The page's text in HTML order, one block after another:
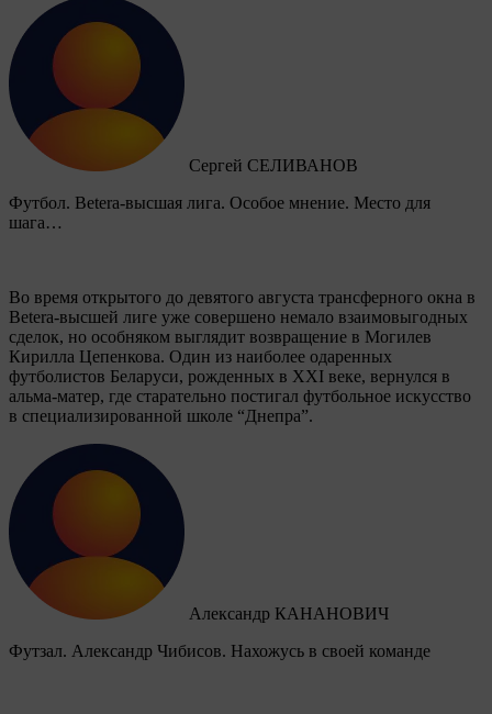
Сергей СЕЛИВАНОВ
Футбол. Betera-высшая лига. Особое мнение. Место для
шага…
Во время открытого до девятого августа трансферного окна в
Betera-высшей лиге уже совершено немало взаимовыгодных
сделок, но особняком выглядит возвращение в Могилев
Кирилла Цепенкова. Один из наиболее одаренных
футболистов Беларуси, рожденных в XXI веке, вернулся в
альма-матер, где старательно постигал футбольное искусство
в специализированной школе “Днепра”.
Александр КАНАНОВИЧ
Футзал. Александр Чибисов. Нахожусь в своей команде